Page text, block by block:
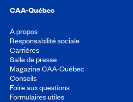
CAA-Québec
À propos
Responsabilité sociale
Carrières
Salle de presse
Magazine CAA-Québec
Conseils
Foire aux questions
Formulaires utiles